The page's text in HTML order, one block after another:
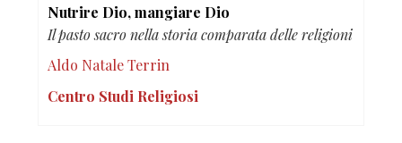
Nutrire Dio, mangiare Dio
Il pasto sacro nella storia comparata delle religioni
Aldo Natale Terrin
Centro Studi Religiosi